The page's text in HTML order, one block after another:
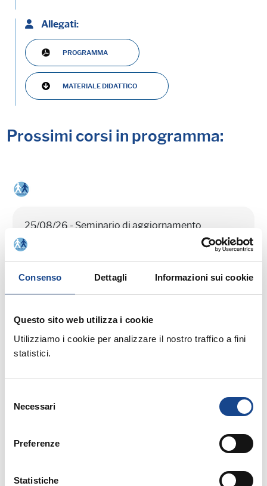
Consenso Dettagli Informazioni sui cookie
Questo sito web utilizza i cookie
Utilizziamo i cookie per analizzare il nostro traffico a fini
statistici.
delNecessari
Preferenze
Statistiche
Allegati:
PROGRAMMA
MATERIALE DIDATTICO
Prossimi corsi in programma:
25/08/26 - Seminario di aggiornamento
professionale
CASTEL SAN PIETRO TERME (BO) -
Estate all'ombra dei cipressi
03/09/26 - Seminario di aggiornamento
CASTEL SAN PIETRO TERME (BO) -
74/2025